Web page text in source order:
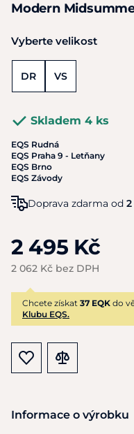
Modern
Vyberte velikost
DR VS
Skladem 4 ks
EQS Rudná
EQS Praha 9 - Letňany
EQS Brno
EQS Závody
Doprava zdarma od
2 495 Kč
2 062 Kč bez DPH
Chcete získat 37 EQK do
Klubu EQS.
Informace o výrobku